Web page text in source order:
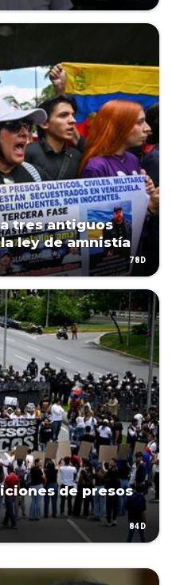
tres antiguos
ley de amnistía
78D
de presos
84D